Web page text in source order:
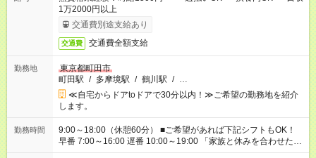
1万2000円以上
交通費別途支給あり
交通費 交通費全額支給
勤務地
東京都町田市
町田駅 / 多摩境駅 / 鶴川駅 / …
≪自宅からドアtoドアで30分以内！≫ご希望の勤務地を紹介
します。
勤務時間
9:00～18:00（休憩60分） ■ご希望があれば下記シフトもOK！
早番 7:00～16:00 遅番 10:00～19:00 「家族と休みを合わせた
い」 「余裕を持って夕飯の準備がしたい」 「できれば残業はし